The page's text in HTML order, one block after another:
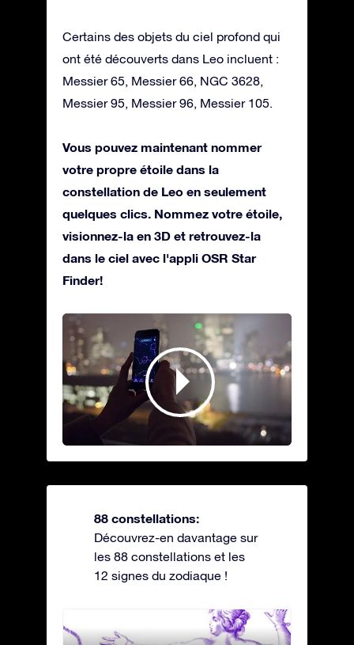
Certains des objets du ciel profond qui
ont été découverts dans Leo incluent :
Messier 65, Messier 66, NGC 3628,
Messier 95, Messier 96, Messier 105.
Vous pouvez maintenant nommer
votre propre étoile dans la
constellation de Leo en seulement
quelques clics. Nommez votre étoile,
visionnez-la en 3D et retrouvez-la
dans le ciel avec l'appli OSR Star
Finder!
88 constellations:
Découvrez-en davantage sur
les 88 constellations et les
12 signes du zodiaque !
Andromeda - Andromède